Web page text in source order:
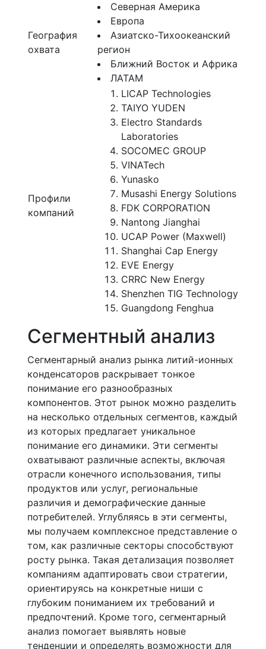
География
охвата
Северная Америка
Европа
Азиатско-Тихоокеанский
регион
Ближний Восток и Африка
ЛАТАМ
Профили
компаний
LICAP Technologies
TAIYO YUDEN
Electro Standards
Laboratories
SOCOMEC GROUP
VINATech
Yunasko
Musashi Energy Solutions
FDK CORPORATION
Nantong Jianghai
UCAP Power (Maxwell)
Shanghai Cap Energy
EVE Energy
CRRC New Energy
Shenzhen TIG Technology
Guangdong Fenghua
Сегментный анализ
Сегментарный анализ рынка литий-ионных
конденсаторов раскрывает тонкое
понимание его разнообразных
компонентов. Этот рынок можно разделить
на несколько отдельных сегментов, каждый
из которых предлагает уникальное
понимание его динамики. Эти сегменты
охватывают различные аспекты, включая
отрасли конечного использования, типы
продуктов или услуг, региональные
различия и демографические данные
потребителей. Углубляясь в эти сегменты,
мы получаем комплексное представление о
том, как различные секторы способствуют
росту рынка. Такая детализация позволяет
компаниям адаптировать свои стратегии,
ориентируясь на конкретные ниши с
глубоким пониманием их требований и
предпочтений. Кроме того, сегментарный
анализ помогает выявлять новые
тенденции и определять возможности для